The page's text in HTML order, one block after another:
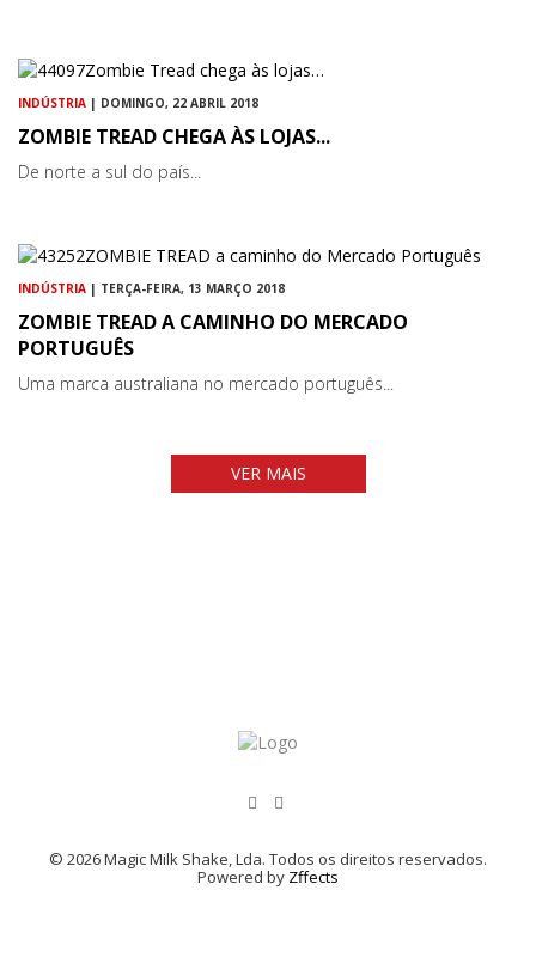
INDÚSTRIA | DOMINGO, 22 ABRIL 2018
ZOMBIE TREAD CHEGA ÀS LOJAS...
De norte a sul do país...
INDÚSTRIA | TERÇA-FEIRA, 13 MARÇO 2018
ZOMBIE TREAD A CAMINHO DO MERCADO
PORTUGUÊS
Uma marca australiana no mercado português...
VER MAIS
© 2026 Magic Milk Shake, Lda. Todos os direitos reservados.
Powered by Zffects